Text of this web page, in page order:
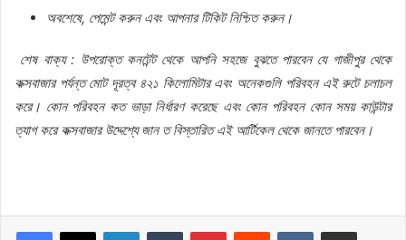
অবশেষে, পেমেন্ট করুন এবং আপনার টিকিট নিশ্চিত করুন।
শেষ বাক্য: উপরোক্ত কনটেন্ট থেকে আপনি সহজে বুঝতে পারবেন যে গাজীপুর থেকে
কক্সবাজার পর্যন্ত মোট দূরত্ব ৪২১ কিলোমিটার এবং অনেকগুলি পরিবহন এই রুটে চলাচল
করে। কোন পরিবহন কত ভাড়া নির্ধারণ করেছে এবং কোন পরিবহন কোন সময় কাউন্টার
ত্যাগ করে কক্সবাজার উদ্দেশ্যে জান ত বিস্তারিত এই আর্টিকেল থেকে জানতে পারবেন।
LinkedInTumblr PinterestReddit VKontakteShare via Email